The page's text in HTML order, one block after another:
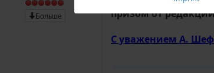
Больше
призом от
С уважением А.